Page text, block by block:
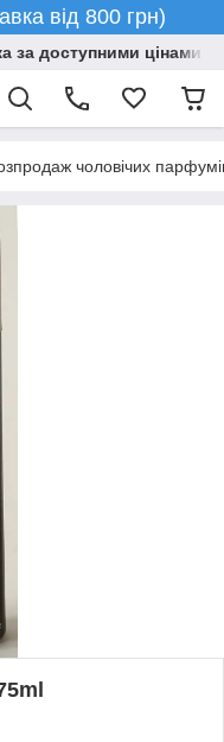
від 800 грн)
за доступними цінами
чоловічих